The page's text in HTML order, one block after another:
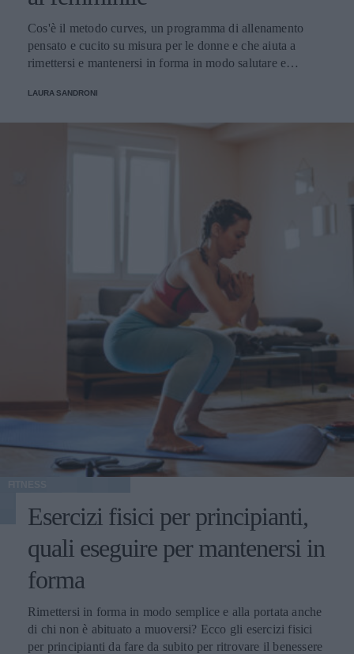
Cos'è il metodo curves, un programma di allenamento
pensato e cucito su misura per le donne e che aiuta a
rimettersi e mantenersi in forma in modo salutare e
LAURA SANDRONI
Esercizi fisici per principianti,
quali eseguire per mantenersi in
forma
Rimettersi in forma in modo semplice e alla portata anche
di chi non è abituato a muoversi? Ecco gli esercizi fisici
per principianti da fare da subito per ritrovare il benessere